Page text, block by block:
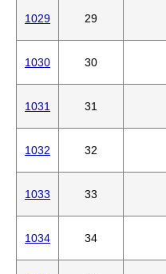
1029 29
1030 30
1031 31
1032 32
1033 33
1034 34